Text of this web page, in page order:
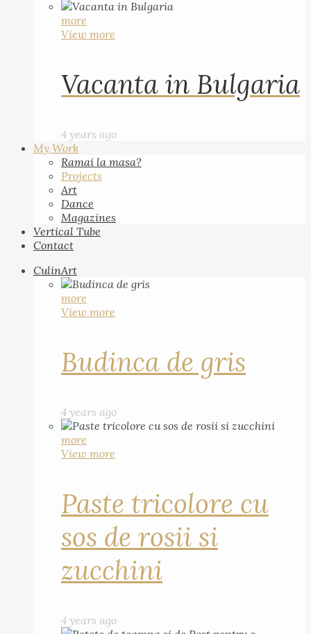
more
View more
Vacanta in Bulgaria
4 years ago
My Work
Ramai la masa?
Projects
Art
Dance
Magazines
Vertical Tube
Contact
CulinArt
more
View more
Budinca de gris
4 years ago
more
View more
Paste tricolore cu
sos de rosii si
zucchini
4 years ago